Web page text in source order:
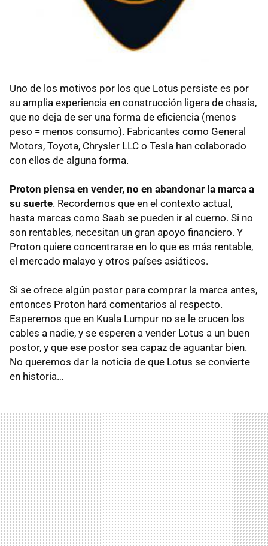
Uno de los motivos por los que Lotus persiste es por
su amplia experiencia en construcción ligera de chasis,
que no deja de ser una forma de eficiencia (menos
peso = menos consumo). Fabricantes como General
Motors, Toyota, Chrysler LLC o Tesla han colaborado
con ellos de alguna forma.
Proton piensa en vender, no en abandonar la marca a
su suerte. Recordemos que en el contexto actual,
hasta marcas como Saab se pueden ir al cuerno. Si no
son rentables, necesitan un gran apoyo financiero. Y
Proton quiere concentrarse en lo que es más rentable,
el mercado malayo y otros países asiáticos.
Si se ofrece algún postor para comprar la marca antes,
entonces Proton hará comentarios al respecto.
Esperemos que en Kuala Lumpur no se le crucen los
cables a nadie, y se esperen a vender Lotus a un buen
postor, y que ese postor sea capaz de aguantar bien.
No queremos dar la noticia de que Lotus se convierte
en historia…